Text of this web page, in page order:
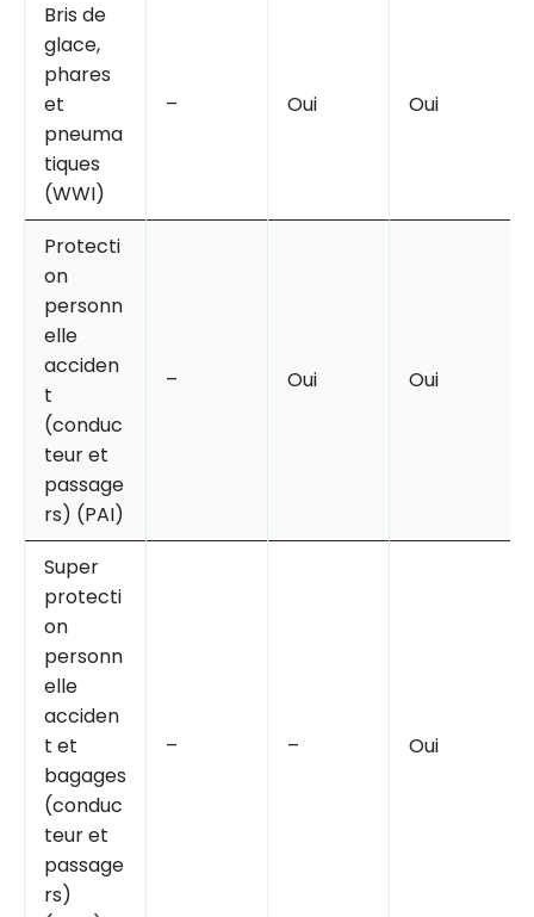
Bris de
glace,
phares
et
pneuma
tiques
(WWI)
– Oui Oui
Protecti
on
personn
elle
acciden
t
(conduc
teur et
passage
rs) (PAI)
– Oui Oui
Super
protecti
on
personn
elle
acciden
t et
bagages
(conduc
teur et
passage
rs)
– – Oui